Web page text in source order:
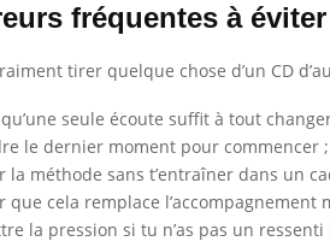
fréquentes à éviter
tirer quelque chose d’un CD
seule écoute suffit à tout
le dernier moment pour commencer ;
la méthode sans t’entraîner dans un
que cela remplace l’accompagnement
la pression si tu n’as pas un